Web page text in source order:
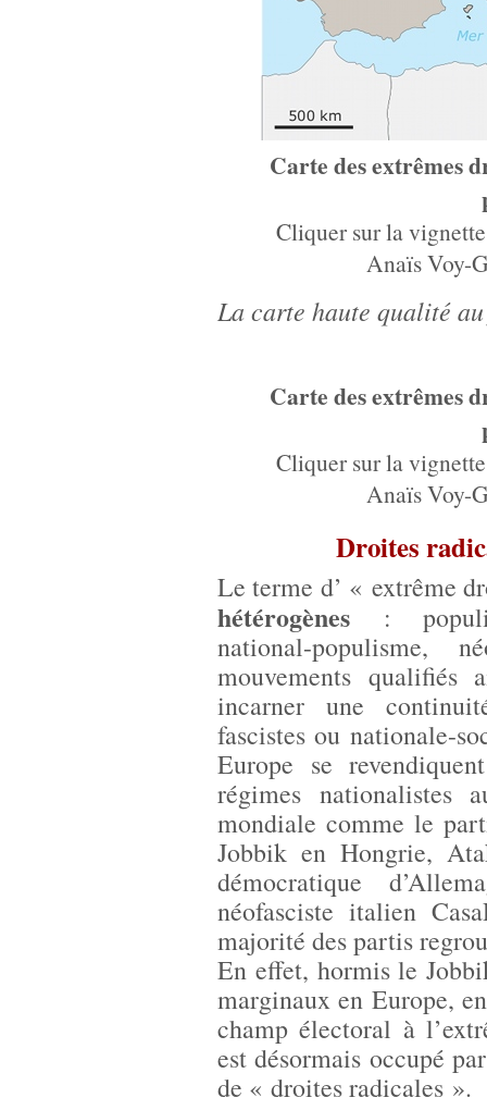
Carte des extrêmes
Cliquer sur la
Anaïs Voy-
La carte haute qualité
Carte des extrêmes
Cliquer sur la
Anaïs Voy-
Droites
Le terme d’ « extrême
hétérogènes :
national-populisme,
mouvements qualifiés
incarner une
fascistes ou nationale-
Europe se
régimes nationalistes
mondiale comme le
Jobbik en Hongrie,
démocratique
néofasciste italien
majorité des partis
En effet, hormis le
marginaux en Europe,
champ électoral à
est désormais occupé
de « droites radicales ».